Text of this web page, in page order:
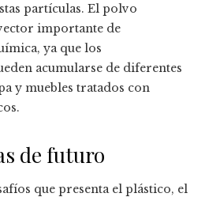
partículas. El polvo
importante de
ya que los
acumularse de diferentes
y muebles tratados con
de futuro
que presenta el plástico, el